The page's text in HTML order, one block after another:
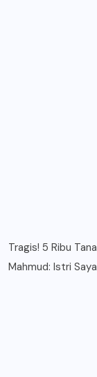
Tragis! 5 Ribu
Mahmud: Istri